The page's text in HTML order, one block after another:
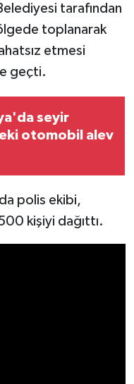
tarafından
toplanarak
etmesi
geçti.
seyir
otomobil alev
polis ekibi,
kişiyi dağıttı.